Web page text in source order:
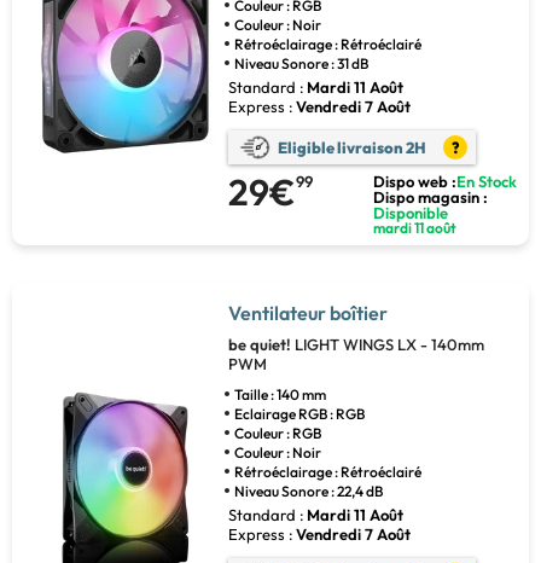
Couleur : RGB
Couleur : Noir
Rétroéclairage : Rétroéclairé
Niveau Sonore : 31 dB
Standard : Mardi 11 Août
Express :Vendredi 7 Août
Eligible livraison 2H ?
29€99 Dispo web :En Stock
Dispo magasin :
Disponible
mardi 11 août
Ventilateur boîtier
be quiet! LIGHT WINGS LX - 140mm
PWM
Taille : 140 mm
Eclairage RGB : RGB
Couleur : RGB
Couleur : Noir
Rétroéclairage : Rétroéclairé
Niveau Sonore : 22,4 dB
Standard : Mardi 11 Août
Express :Vendredi 7 Août